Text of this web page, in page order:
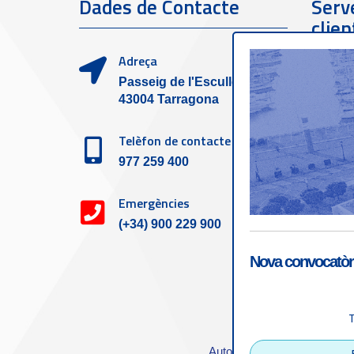
Dades de Contacte
Adreça
Passeig de l'Escullera s/n,
43004 Tarragona
Telèfon de contacte
977 259 400
Emergències
(+34) 900 229 900
Nova